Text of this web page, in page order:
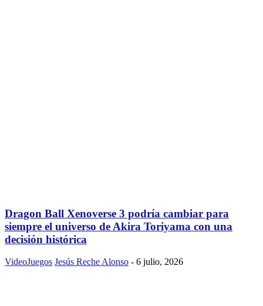
Dragon Ball Xenoverse 3 podría cambiar para
siempre el universo de Akira Toriyama con una
decisión histórica
VideoJuegos Jesús Reche Alonso - 6 julio, 2026